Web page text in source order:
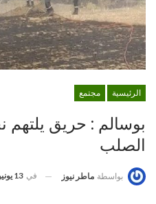
الرئيسية مجتمع
بوسالم : حريق يلتهم
الصلب
بواسطة ماطر نيوز في 13 يونيو 2026